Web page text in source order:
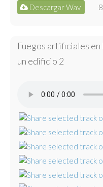
Descargar Wav
Fuegos artificiales
un edificio 2